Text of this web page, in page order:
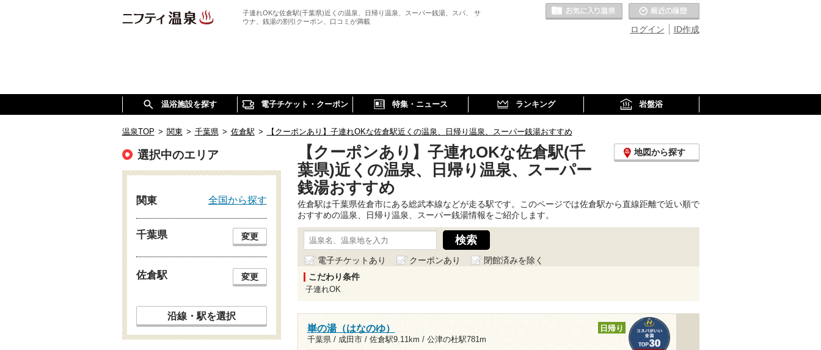
子連れOKな佐倉駅(千葉県)近くの温泉、日帰り温泉、スーパー銭湯、スパ、 サ
ウナ、銭湯の割引クーポン、口コミが満載
ID作成
ログイン
お気に入りの温泉
温浴施設を探す 電子チケット・クーポン 特集・ニュース ランキング 岩盤浴
温泉TOP > 関東 > 千葉県 > 佐倉駅 > 【クーポンあり】子連れOKな佐倉駅近くの温泉、日帰り温泉、スーパー銭湯おすすめ
【クーポンあり】子連れOKな佐倉駅(千
葉県)近くの温泉、日帰り温泉、スーパー
銭湯おすすめ
地図から探す
佐倉駅は千葉県佐倉市にある総武本線などが走る駅です。このページでは佐倉駅から直線距離で近い順で
おすすめの温泉、日帰り温泉、スーパー銭湯情報をご紹介します。
電子チケットあり クーポンあり
閉館済みを除く
こだわり条件
子連れOK
崋の湯（はなのゆ）
千葉県 / 成田市 / 佐倉駅9.11km / 公津の杜駅781m
日帰り
選択中のエリア
関東 全国から探す
千葉県 変更
佐倉駅 変更
沿線・駅を選択